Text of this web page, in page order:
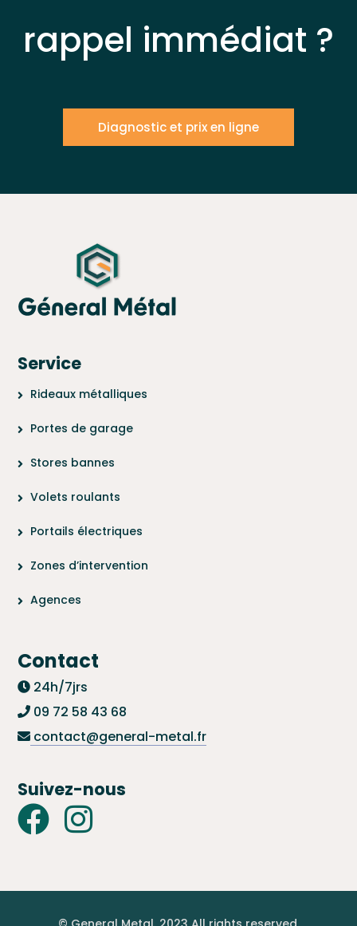
rappel immédiat ?
Diagnostic et prix en ligne
Service
Rideaux métalliques
Portes de garage
Stores bannes
Volets roulants
Portails électriques
Zones d’intervention
Agences
Contact
24h/7jrs
09 72 58 43 68
contact@general-metal.fr
Suivez-nous